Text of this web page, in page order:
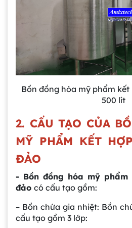
Bồn đồng hóa mỹ phẩm
500 lít
2. CẤU TẠO CỦA
MỸ PHẨM KẾT
ĐẢO
- Bồn đồng hóa mỹ phẩm
đảo có cấu tạo gồm:
– Bồn chứa gia nhiệt: Bồn
cấu tạo gồm 3 lớp: